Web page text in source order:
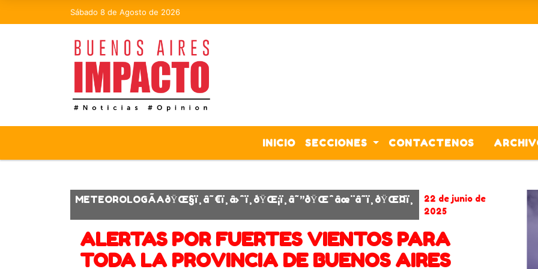
Sábado 8 de Agosto de 2026
INICIO SECCIONES CONTACTENOS
METEOROLOGÃAðŸŒ§ï¸â˜€ï¸â›ˆï¸ðŸŒ¡ï¸â˜”ðŸŒˆâœ¨â˜ï¸ðŸŒ¤ï¸
22 de junio de
2025
ALERTAS POR FUERTES VIENTOS PARA
TODA LA PROVINCIA DE BUENOS AIRES